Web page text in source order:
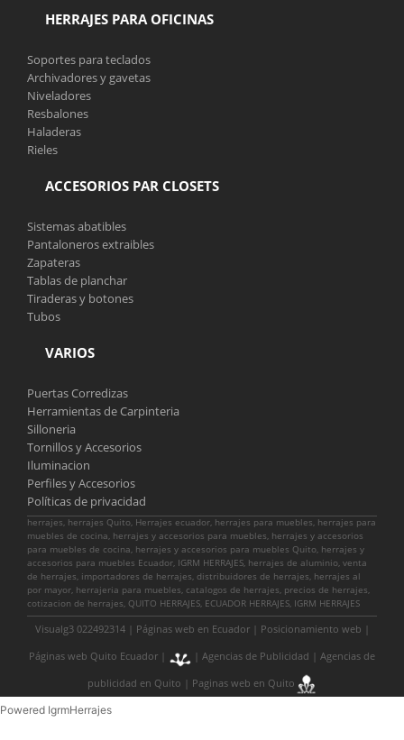
HERRAJES PARA OFICINAS
Soportes para teclados
Archivadores y gavetas
Niveladores
Resbalones
Haladeras
Rieles
ACCESORIOS PAR CLOSETS
Sistemas abatibles
Pantaloneros extraibles
Zapateras
Tablas de planchar
Tiraderas y botones
Tubos
VARIOS
Puertas Corredizas
Herramientas de Carpinteria
Silloneria
Tornillos y Accesorios
Iluminacion
Perfiles y Accesorios
Políticas de privacidad
herrajes, herrajes Quito, Herrajes ecuador, herrajes para muebles, herrajes para
muebles de cocina, herrajes y accesorios para muebles, herrajes y accesorios
para muebles de cocina, herrajes y accesorios para muebles Quito, herrajes y
accesorios para muebles Ecuador, IGRM HERRAJES, herrajes de aluminio, venta
de herrajes, importadores de herrajes, distribuidores de herrajes, herrajes al
por mayor, herrajeria para muebles, catalogos de herrajes, precios de herrajes,
cotizacion de herrajes, QUITO HERRAJES, ECUADOR HERRAJES, IGRM HERRAJES
Visualg3 022492314 | Páginas web en Ecuador| Posicionamiento web |
Páginas web Quito Ecuador | | Agencias de Publicidad | Agencias de
publicidad en Quito | Paginas web en Quito
Powered IgrmHerrajes